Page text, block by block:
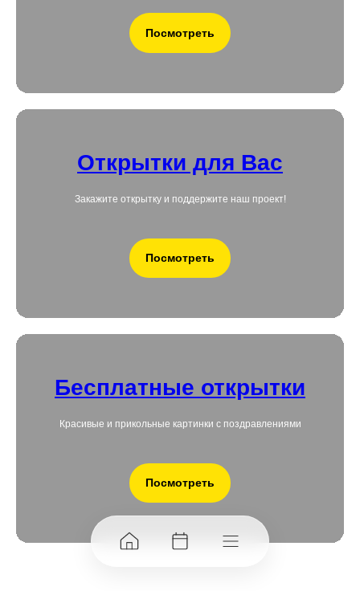
Посмотреть
Открытки для Вас
Закажите открытку и поддержите наш проект!
Посмотреть
Бесплатные открытки
Красивые и прикольные картинки с поздравлениями
Посмотреть